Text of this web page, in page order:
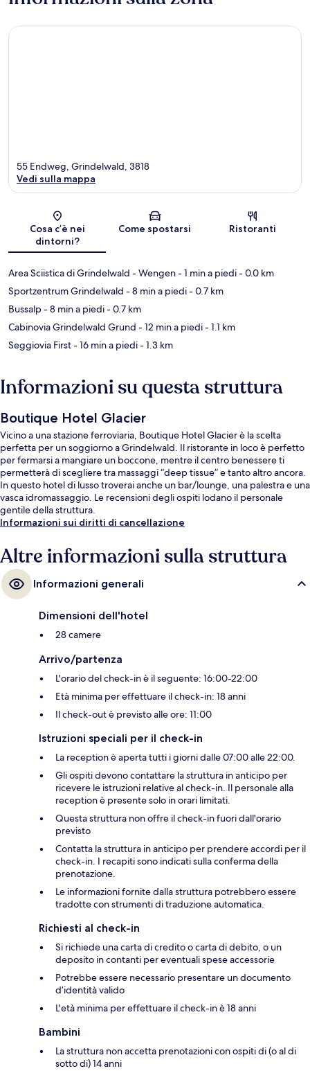
Mappa
55 Endweg, Grindelwald, 3818
Vedi sulla mappa
Cosa c’è nei
dintorni?
Come spostarsi Ristoranti
Area Sciistica di Grindelwald - Wengen- 1 min a piedi- 0.0 km
Sportzentrum Grindelwald - 8 min a piedi- 0.7 km
Bussalp- 8 min a piedi- 0.7 km
Cabinovia Grindelwald Grund - 12 min a piedi- 1.1 km
Seggiovia First- 16 min a piedi- 1.3 km
Informazioni su questa struttura
Boutique Hotel Glacier
Vicino a una stazione ferroviaria, Boutique Hotel Glacier è la scelta
perfetta per un soggiorno a Grindelwald. Il ristorante in loco è perfetto
per fermarsi a mangiare un boccone, mentre il centro benessere ti
permetterà di scegliere tra massaggi “deep tissue” e tanto altro ancora.
In questo hotel di lusso troverai anche un bar/lounge, una palestra e una
vasca idromassaggio. Le recensioni degli ospiti lodano il personale
gentile della struttura.
Informazioni sui diritti di cancellazione
Altre informazioni sulla struttura
Informazioni generali
Dimensioni dell'hotel
28 camere
Arrivo/partenza
L'orario del check-in è il seguente: 16:00-22:00
Età minima per effettuare il check-in: 18 anni
Il check-out è previsto alle ore: 11:00
Istruzioni speciali per il check-in
La reception è aperta tutti i giorni dalle 07:00 alle 22:00.
Gli ospiti devono contattare la struttura in anticipo per
ricevere le istruzioni relative al check-in. Il personale alla
reception è presente solo in orari limitati.
Questa struttura non offre il check-in fuori dall'orario
previsto
Contatta la struttura in anticipo per prendere accordi per il
check-in. I recapiti sono indicati sulla conferma della
prenotazione.
Le informazioni fornite dalla struttura potrebbero essere
tradotte con strumenti di traduzione automatica.
Richiesti al check-in
Si richiede una carta di credito o carta di debito, o un
deposito in contanti per eventuali spese accessorie
Potrebbe essere necessario presentare un documento
d’identità valido
L'età minima per effettuare il check-in è 18 anni
Bambini
La struttura non accetta prenotazioni con ospiti di (o al di
sotto di) 14 anni